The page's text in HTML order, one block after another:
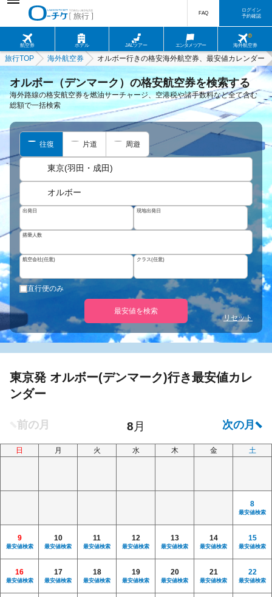
航空券 ホテル JALツアー エンタメツアー 海外航空券
FAQ
ログイン
予約確認
旅行TOP 海外航空券 オルボー行きの格安海外航空券、最安値カレンダー
オルボー（デンマーク）の格安航空券を検索する
海外路線の格安航空券を燃油サーチャージ、空港税や諸手数料など全て含む
総額で一括検索
往復 片道 周遊
東京(羽田・成田)
オルボー
出発日 現地出発日
搭乗人数
航空会社(任意) クラス(任意)
直行便のみ
最安値を検索
リセット
東京発 オルボー(デンマーク)行き最安値カレ
ンダー
日 月 火 水 木 金 土
8
最安値検索
9
最安値検索
10
最安値検索
11
最安値検索
12
最安値検索
13
最安値検索
14
最安値検索
15
最安値検索
16
最安値検索
17
最安値検索
18
最安値検索
19
最安値検索
20
最安値検索
21
最安値検索
22
最安値検索